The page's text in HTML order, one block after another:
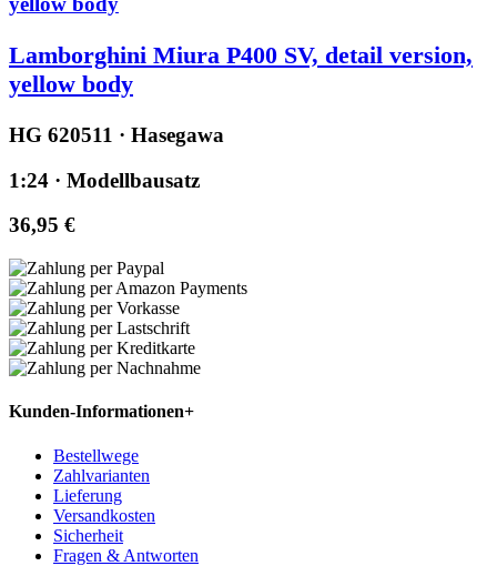
Lamborghini Miura P400 SV, detail version,
yellow body
HG 620511 · Hasegawa
1:24 · Modellbausatz
36,95 €
Kunden-Informationen+
Bestellwege
Zahlvarianten
Lieferung
Versandkosten
Sicherheit
Fragen & Antworten